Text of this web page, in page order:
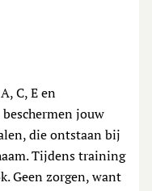
C, E en
jouw
die ontstaan bij
Tijdens training
Geen zorgen, want